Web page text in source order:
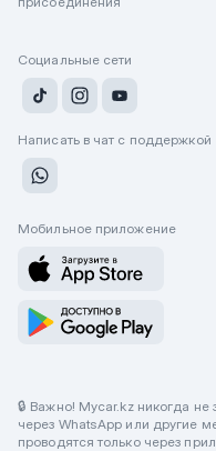
Социальные сети
Написать в чат с поддержкой
Мобильное приложение
🔒 Важно! Mycar.kz никогда
через WhatsApp или другие
проводятся только через